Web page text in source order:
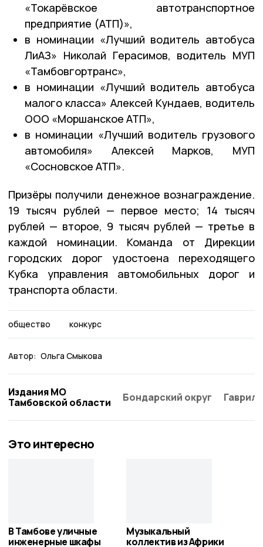
«Токарёвское автотранспортное
предприятие (АТП)»,
в номинации «Лучший водитель автобуса
ЛиАЗ» Николай Герасимов, водитель МУП
«Тамбовгортранс»,
в номинации «Лучший водитель автобуса
малого класса» Алексей Кундаев, водитель
ООО «Моршанское АТП»,
в номинации «Лучший водитель грузового
автомобиля» Алексей Марков, МУП
«Сосновское АТП».
Призёры получили денежное вознаграждение.
19 тысяч рублей — первое место; 14 тысяч
рублей — второе, 9 тысяч рублей — третье в
каждой номинации. Команда от Дирекции
городских дорог удостоена переходящего
Кубка управления автомобильных дорог и
транспорта области.
общество конкурс
Автор: Ольга Смыкова
Издания МО
Тамбовской области
Бондарский округ
Это интересно
В Тамбове уличные
инженерные шкафы
Музыкальный
коллектив из Африки